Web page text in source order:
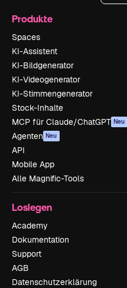
Produkte
Spaces
KI-Assistent
KI-Bildgenerator
KI-Videogenerator
KI-Stimmengenerator
Stock-Inhalte
MCP für Claude/ChatGPT Neu
Agenten Neu
API
Mobile App
Alle Magnific-Tools
Loslegen
Academy
Dokumentation
Support
AGB
Datenschutzerklärung